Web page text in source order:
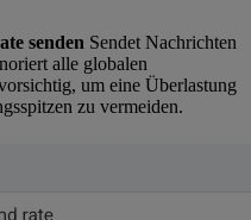
senden Sendet Nachrichten
alle globalen
um eine Überlastung
zu vermeiden.